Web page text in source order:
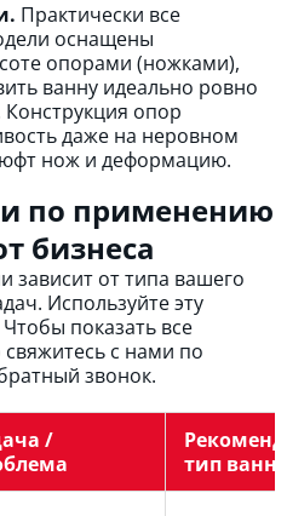
Практически все
оснащены
опорами (ножками),
ванну идеально ровно
опор
даже на неровном
нож и деформацию.
по применению
бизнеса
зависит от типа вашего
Используйте эту
показать все
с нами по
звонок.
/
тип